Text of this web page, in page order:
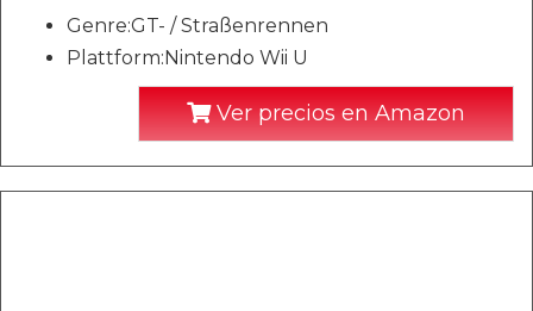
Genre:GT- / Straßenrennen
Plattform:Nintendo Wii U
Ver precios en Amazon